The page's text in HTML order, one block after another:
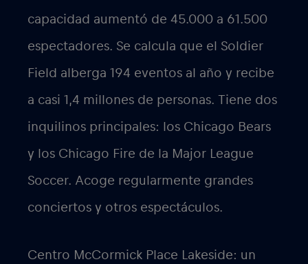
capacidad aumentó de 45.000 a 61.500
espectadores. Se calcula que el Soldier
Field alberga 194 eventos al año y recibe
a casi 1,4 millones de personas. Tiene dos
inquilinos principales: los Chicago Bears
y los Chicago Fire de la Major League
Soccer. Acoge regularmente grandes
conciertos y otros espectáculos.
Centro McCormick Place Lakeside: un